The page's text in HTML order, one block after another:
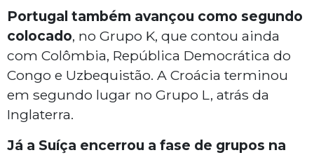
Portugal também avançou como segundo
colocado, no Grupo K, que contou ainda
com Colômbia, República Democrática do
Congo e Uzbequistão. A Croácia terminou
em segundo lugar no Grupo L, atrás da
Inglaterra.
Já a Suíça encerrou a fase de grupos na